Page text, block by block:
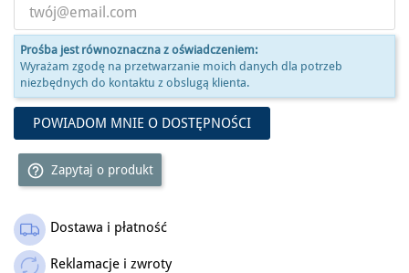
Outlet
Prośba jest równoznaczna z oświadczeniem:
Wyrażam zgodę na przetwarzanie moich danych dla potrzeb
niezbędnych do kontaktu z obslugą klienta.
POWIADOM MNIE O DOSTĘPNOŚCI
help_outline Zapytaj o produkt
Dostawa i płatność
Reklamacje i zwroty